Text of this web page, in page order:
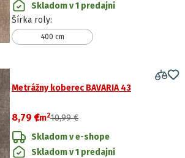
Skladom v 1 predajni
Šírka roly:
400 cm
Metrážny koberec BAVARIA 43
8,79 €
/m210,99 €
Skladom v e-shope
Skladom v 1 predajni